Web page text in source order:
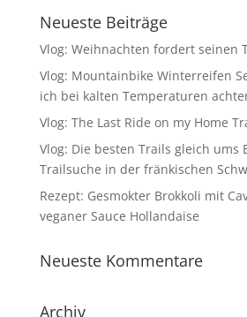
Neueste Beiträge
Vlog: Weihnachten fordert seinen
Vlog: Mountainbike Winterreifen
ich bei kalten Temperaturen
Vlog: The Last Ride on my Home
Vlog: Die besten Trails gleich ums
Trailsuche in der fränkischen
Rezept: Gesmokter Brokkoli mit
veganer Sauce Hollandaise
Neueste Kommentare
Archiv